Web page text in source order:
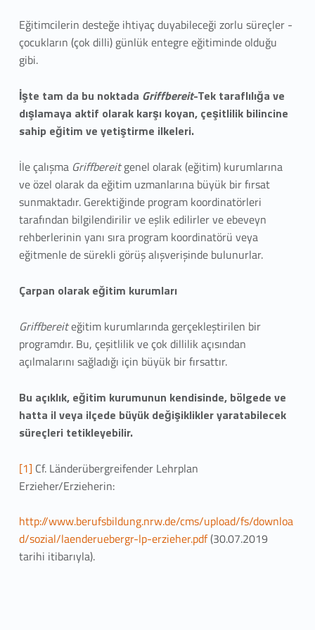
Eğitimcilerin desteğe ihtiyaç duyabileceği zorlu süreçler -
çocukların (çok dilli) günlük entegre eğitiminde olduğu
gibi.
İşte tam da bu noktada Griffbereit-Tek taraflılığa ve
dışlamaya aktif olarak karşı koyan, çeşitlilik bilincine
sahip eğitim ve yetiştirme ilkeleri.
İle çalışma Griffbereitgenel olarak (eğitim) kurumlarına
ve özel olarak da eğitim uzmanlarına büyük bir fırsat
sunmaktadır. Gerektiğinde program koordinatörleri
tarafından bilgilendirilir ve eşlik edilirler ve ebeveyn
rehberlerinin yanı sıra program koordinatörü veya
eğitmenle de sürekli görüş alışverişinde bulunurlar.
Çarpan olarak eğitim kurumları
Griffbereiteğitim kurumlarında gerçekleştirilen bir
programdır. Bu, çeşitlilik ve çok dillilik açısından
açılmalarını sağladığı için büyük bir fırsattır.
Bu açıklık, eğitim kurumunun kendisinde, bölgede ve
hatta il veya ilçede büyük değişiklikler yaratabilecek
süreçleri tetikleyebilir.
[1] Cf. Länderübergreifender Lehrplan
Erzieher/Erzieherin:
http://www.berufsbildung.nrw.de/cms/upload/fs/downloa
d/sozial/laenderuebergr-lp-erzieher.pdf(30.07.2019
tarihi itibarıyla).